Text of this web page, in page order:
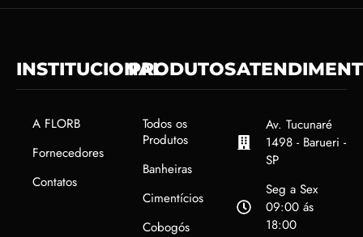
INSTITUCIONAL
A FLORB
Fornecedores
Contatos
PRODUTOS
Todos os
Produtos
Banheiras
Cimentícios
Cobogós
Av. Tucunaré
1498 - Barueri -
SP
Seg a Sex
09:00 ás
18:00